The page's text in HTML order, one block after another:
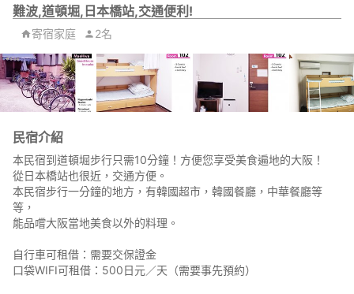
難波,道頓堀,日本橋站,交通便利!
寄宿家庭 2名
民宿介紹
本民宿到道頓堀步行只需10分鐘！方便您享受美食遍地的大阪！
從日本橋站也很近，交通方便。
本民宿步行一分鐘的地方，有韓國超市，韓國餐廳，中華餐廳等
等，
能品嚐大阪當地美食以外的料理。
自行車可租借：需要交保證金
口袋WIFI可租借：500日元／天（需要事先預約）